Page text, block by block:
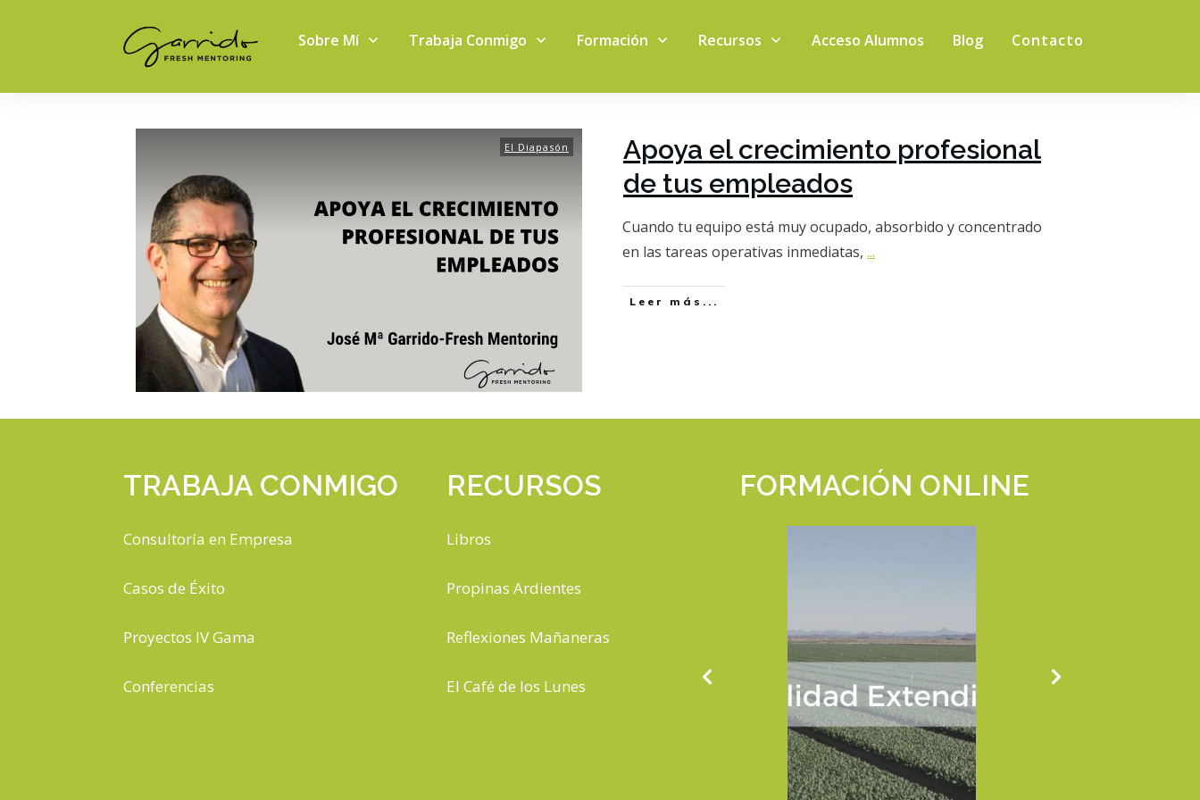
Sobre Mí Trabaja Conmigo Formación Recursos Acceso Alumnos Blog Contacto
El Diapasón
Apoya el crecimiento profesional
de tus empleados
Cuando tu equipo está muy ocupado, absorbido y concentrado
en las tareas operativas inmediatas, ...
Leer más...
TRABAJA CONMIGO
Consultoría en Empresa
Casos de Éxito
Proyectos IV Gama
Conferencias
RECURSOS
Libros
Propinas Ardientes
Reflexiones Mañaneras
El Café de los Lunes
FORMACIÓN ONLINE